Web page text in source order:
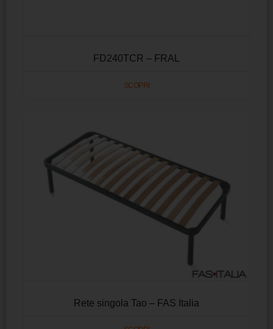
FD240TCR – FRAL
SCOPRI
Rete singola Tao – FAS Italia